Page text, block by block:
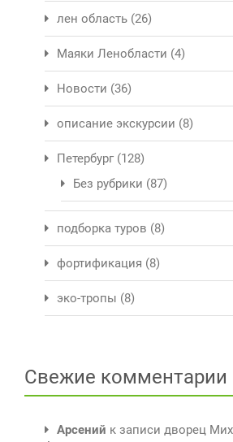
лен область (26)
Маяки Ленобласти (4)
Новости (36)
описание экскурсии (8)
Петербург (128)
Без рубрики (87)
подборка туров (8)
фортификация (8)
эко-тропы (8)
Свежие комментарии
Арсений к записи дворец